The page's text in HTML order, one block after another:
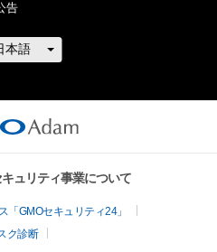
告
ュリティ事業について
GMOセキュリティ24」
ク診断